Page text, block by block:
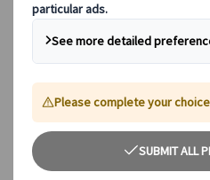
フランス
スペイン
イギリス
ヨーロッパ以外のデステ
日本
アメリカ
オーストラリア